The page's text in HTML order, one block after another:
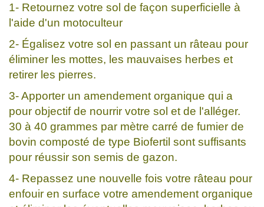
1- Retournez votre sol de façon superficielle à
l'aide d'un motoculteur
2- Égalisez votre sol en passant un râteau pour
éliminer les mottes, les mauvaises herbes et
retirer les pierres.
3- Apporter un amendement organique qui a
pour objectif de nourrir votre sol et de l'alléger.
30 à 40 grammes par mètre carré de fumier de
bovin composté de type Biofertil sont suffisants
pour réussir son semis de gazon.
4- Repassez une nouvelle fois votre râteau pour
enfouir en surface votre amendement organique